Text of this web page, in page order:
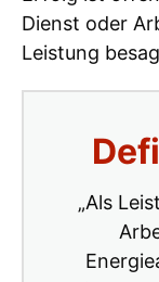
Dienst oder
Leistung
„Als